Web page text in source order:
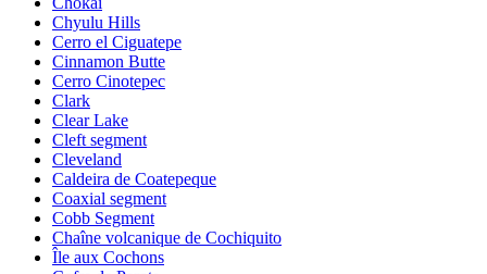
Chyulu Hills
Cerro el Ciguatepe
Cinnamon Butte
Cerro Cinotepec
Clark
Clear Lake
Cleft segment
Cleveland
Caldeira de Coatepeque
Coaxial segment
Cobb Segment
Chaîne volcanique de Cochiquito
Île aux Cochons